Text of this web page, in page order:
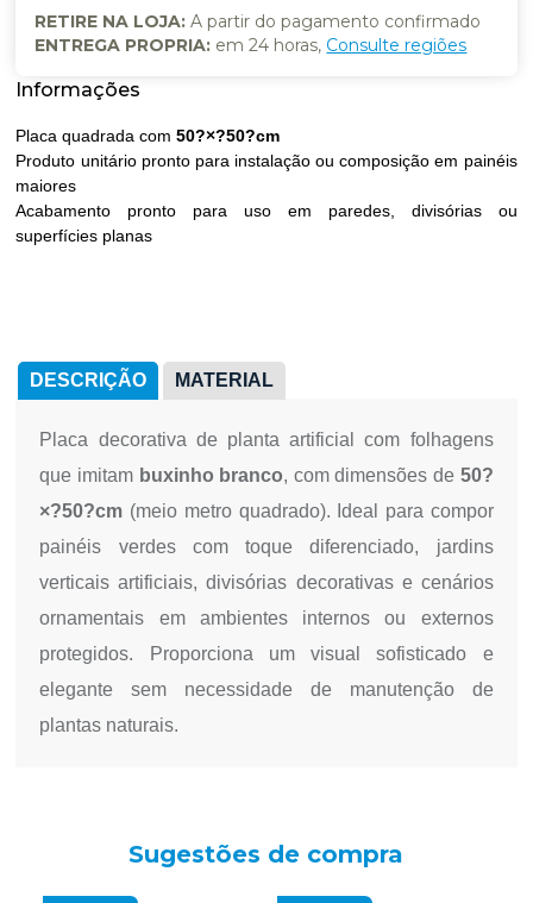
Placa quadrada com50?×?50?cm
Produto unitário pronto para instalação ou composição em painéis
maiores
Acabamento pronto para uso em paredes, divisórias ou
superfícies planas
RETIRE NA LOJA: A partir do pagamento confirmado
ENTREGA PROPRIA: em 24 horas, Consulte regiões
DESCRIÇÃO MATERIAL
Placa decorativa de planta artificial com folhagens
que imitam buxinho branco, com dimensões de 50?
×?50?cm (meio metro quadrado). Ideal para compor
painéis verdes com toque diferenciado, jardins
verticais artificiais, divisórias decorativas e cenários
ornamentais em ambientes internos ou externos
protegidos. Proporciona um visual sofisticado e
elegante sem necessidade de manutenção de
plantas naturais.
Sugestões de compra